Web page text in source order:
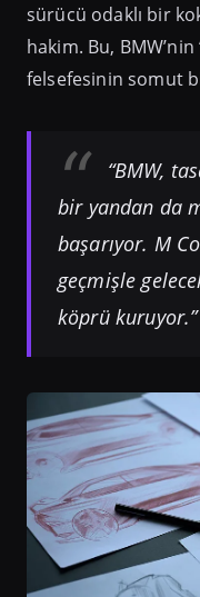
sürücü odaklı bir
hakim. Bu,
felsefesinin somut
“BMW,
bir yandan da
başarıyor. M
geçmişle
köprü kuruyor.”